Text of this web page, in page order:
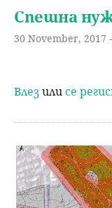
Спешна
30 November, 2017
Влезили се